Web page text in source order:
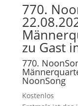
770.
zu Gast
770.
NoonSong
Kostenlos